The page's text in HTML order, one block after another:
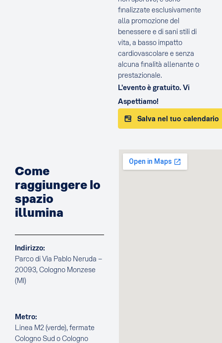
finalizzate esclusivamente
alla promozione del
benessere e di sani stili di
vita, a basso impatto
cardiovascolare e senza
alcuna finalità allenante o
prestazionale.
L'evento è gratuito. Vi
Aspettiamo!
Salva nel tuo calendario
Come
raggiungere lo
spazio
illumina
Indirizzo:
Parco di Via Pablo Neruda –
20093, Cologno Monzese
(MI)
Metro:
Linea M2 (verde), fermate
Cologno Sud o Cologno